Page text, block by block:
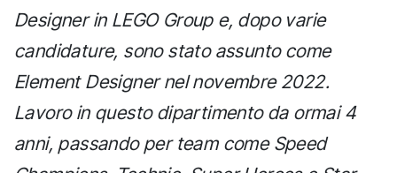
Designer in LEGO Group e, dopo varie
candidature, sono stato assunto come
Element Designer nel novembre 2022.
Lavoro in questo dipartimento da ormai 4
anni, passando per team come Speed